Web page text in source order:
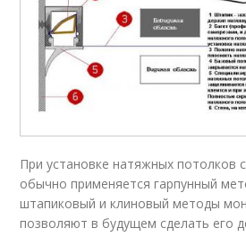
При установке натяжных потолков
обычно применяется гарпунный
штапиковый и клиновый методы
позволяют в будущем сделать его